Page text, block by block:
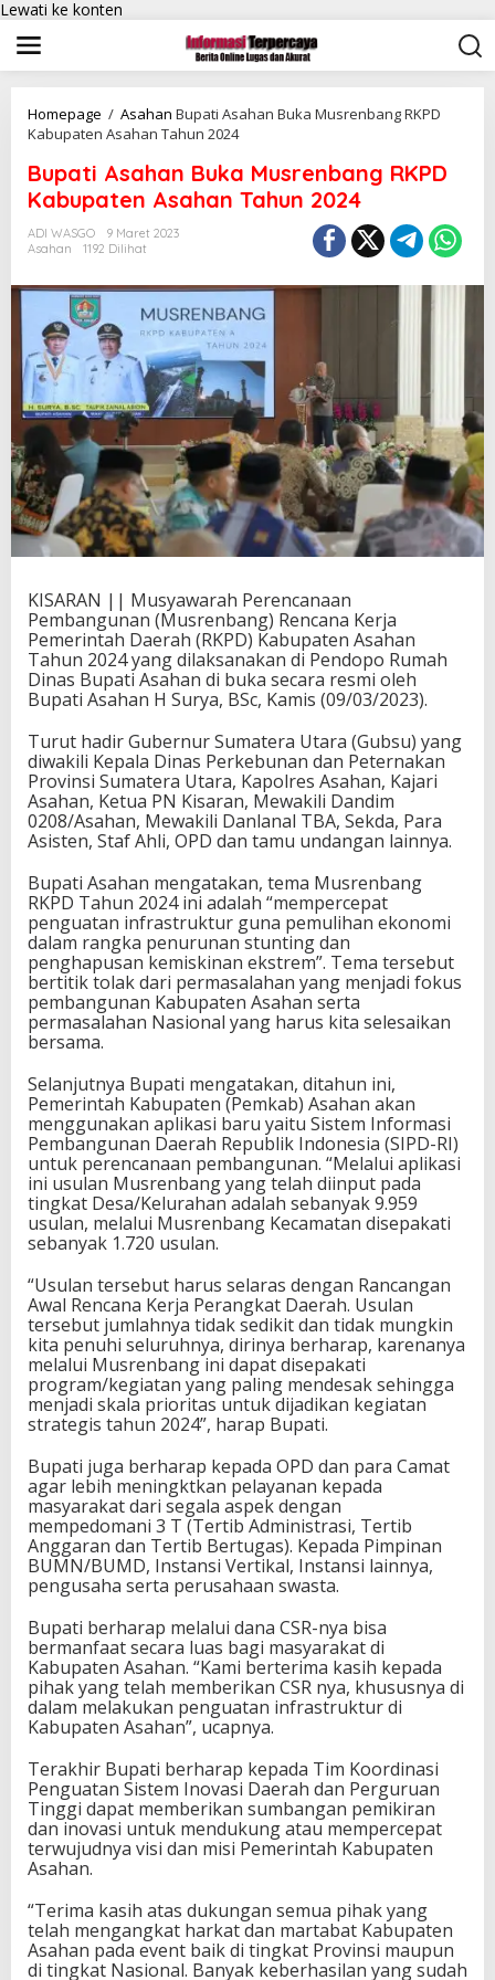
Lewati ke konten
Homepage / Asahan Bupati Asahan Buka Musrenbang RKPD
Kabupaten Asahan Tahun 2024
Bupati Asahan Buka Musrenbang RKPD
Kabupaten Asahan Tahun 2024
ADI WASGO
9 Maret 2023
Asahan
1192 Dilihat
KISARAN || Musyawarah Perencanaan
Pembangunan (Musrenbang) Rencana Kerja
Pemerintah Daerah (RKPD) Kabupaten Asahan
Tahun 2024 yang dilaksanakan di Pendopo Rumah
Dinas Bupati Asahan di buka secara resmi oleh
Bupati Asahan H Surya, BSc, Kamis (09/03/2023).
Turut hadir Gubernur Sumatera Utara (Gubsu) yang
diwakili Kepala Dinas Perkebunan dan Peternakan
Provinsi Sumatera Utara, Kapolres Asahan, Kajari
Asahan, Ketua PN Kisaran, Mewakili Dandim
0208/Asahan, Mewakili Danlanal TBA, Sekda, Para
Asisten, Staf Ahli, OPD dan tamu undangan lainnya.
Bupati Asahan mengatakan, tema Musrenbang
RKPD Tahun 2024 ini adalah “mempercepat
penguatan infrastruktur guna pemulihan ekonomi
dalam rangka penurunan stunting dan
penghapusan kemiskinan ekstrem”. Tema tersebut
bertitik tolak dari permasalahan yang menjadi fokus
pembangunan Kabupaten Asahan serta
permasalahan Nasional yang harus kita selesaikan
bersama.
Selanjutnya Bupati mengatakan, ditahun ini,
Pemerintah Kabupaten (Pemkab) Asahan akan
menggunakan aplikasi baru yaitu Sistem Informasi
Pembangunan Daerah Republik Indonesia (SIPD-RI)
untuk perencanaan pembangunan. “Melalui aplikasi
ini usulan Musrenbang yang telah diinput pada
tingkat Desa/Kelurahan adalah sebanyak 9.959
usulan, melalui Musrenbang Kecamatan disepakati
sebanyak 1.720 usulan.
“Usulan tersebut harus selaras dengan Rancangan
Awal Rencana Kerja Perangkat Daerah. Usulan
tersebut jumlahnya tidak sedikit dan tidak mungkin
kita penuhi seluruhnya, dirinya berharap, karenanya
melalui Musrenbang ini dapat disepakati
program/kegiatan yang paling mendesak sehingga
menjadi skala prioritas untuk dijadikan kegiatan
strategis tahun 2024”, harap Bupati.
Bupati juga berharap kepada OPD dan para Camat
agar lebih meningktkan pelayanan kepada
masyarakat dari segala aspek dengan
mempedomani 3 T (Tertib Administrasi, Tertib
Anggaran dan Tertib Bertugas). Kepada Pimpinan
BUMN/BUMD, Instansi Vertikal, Instansi lainnya,
pengusaha serta perusahaan swasta.
Bupati berharap melalui dana CSR-nya bisa
bermanfaat secara luas bagi masyarakat di
Kabupaten Asahan. “Kami berterima kasih kepada
pihak yang telah memberikan CSR nya, khususnya di
dalam melakukan penguatan infrastruktur di
Kabupaten Asahan”, ucapnya.
Terakhir Bupati berharap kepada Tim Koordinasi
Penguatan Sistem Inovasi Daerah dan Perguruan
Tinggi dapat memberikan sumbangan pemikiran
dan inovasi untuk mendukung atau mempercepat
terwujudnya visi dan misi Pemerintah Kabupaten
Asahan.
“Terima kasih atas dukungan semua pihak yang
telah mengangkat harkat dan martabat Kabupaten
Asahan pada event baik di tingkat Provinsi maupun
di tingkat Nasional. Banyak keberhasilan yang sudah